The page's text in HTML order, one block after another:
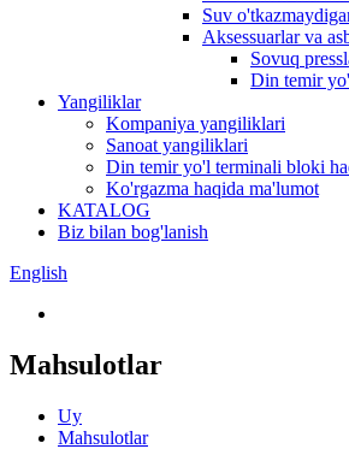
Suv
Aksessuarlar va
Sovuq
Din temir
Yangiliklar
Kompaniya yangiliklari
Sanoat yangiliklari
Din temir yo'l terminali bloki
Ko'rgazma haqida ma'lumot
KATALOG
Biz bilan bog'lanish
English
Mahsulotlar
Uy
Mahsulotlar